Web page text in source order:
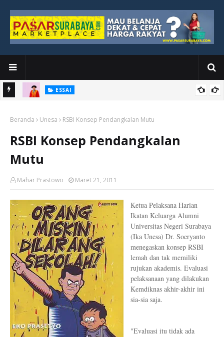
ESSAI
Tidak Berhenti di Panggung Wisuda
Beranda Unesa RSBI Konsep Pendangkalan Mutu
RSBI Konsep Pendangkalan
Mutu
Mahar Prastowo Maret 21, 2011
Ketua Pelaksana Harian
Ikatan Keluarga Alumni
Universitas Negeri Surabaya
(Ika Unesa) Dr. Soeryanto
menegaskan konsep RSBI
lemah dan tak memiliki
rujukan akademis. Evaluasi
pelaksanaan yang dilakukan
Kemdiknas akhir-akhir ini
sia-sia saja.
"Evaluasi itu tidak ada